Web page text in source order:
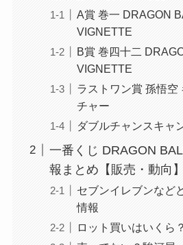
A賞 巻一 DRAGON
VIGNETTE
B賞 巻四十二
VIGNETTE
ラストワン賞 孫悟空
チャー
ダブルチャンスキャ
一番くじ DRAGON
報まとめ【販売・動向】
セブンイレブンなど
情報
ロット買いはいくら？